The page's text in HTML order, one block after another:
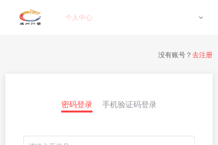
个人中心
密码登录 手机验证码登录
没有账号？ 去注册